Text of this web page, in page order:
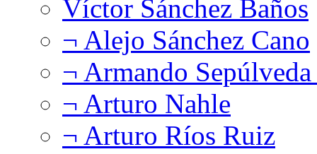
Víctor Sánchez Baños
¬ Alejo Sánchez Cano
¬ Armando
¬ Arturo Nahle
¬ Arturo Ríos Ruiz